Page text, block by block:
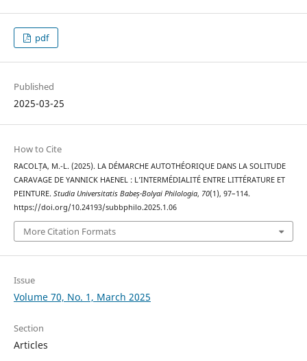
pdf
Published
2025-03-25
How to Cite
RACOLȚA, M.-L. (2025). LA DÉMARCHE AUTOTHÉORIQUE DANS LA SOLITUDE
CARAVAGE DE YANNICK HAENEL : L’INTERMÉDIALITÉ ENTRE LITTÉRATURE ET
PEINTURE. Studia Universitatis Babeș-Bolyai Philologia, 70(1), 97–114.
https://doi.org/10.24193/subbphilo.2025.1.06
More Citation Formats
Issue
Volume 70, No. 1, March 2025
Section
Articles